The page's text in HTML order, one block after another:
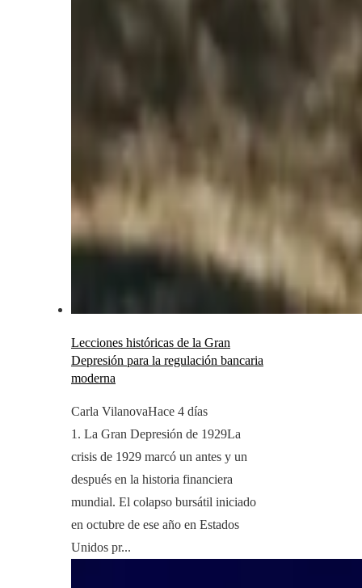
Lecciones históricas de la Gran
Depresión para la regulación bancaria
moderna
Carla VilanovaHace 4 días
1. La Gran Depresión de 1929La
crisis de 1929 marcó un antes y un
después en la historia financiera
mundial. El colapso bursátil iniciado
en octubre de ese año en Estados
Unidos pr...